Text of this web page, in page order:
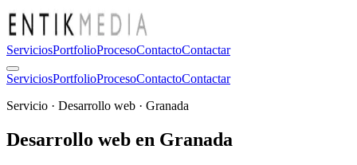
ServiciosPortfolioProcesoContactoContactar
ServiciosPortfolioProcesoContactoContactar
Servicio · Desarrollo web · Granada
Desarrollo web en Granada